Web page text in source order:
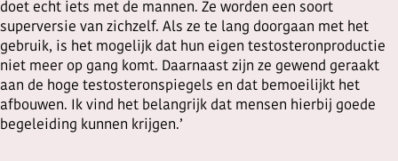
doet echt iets met de mannen. Ze worden een soort
superversie van zichzelf. Als ze te lang doorgaan met het
gebruik, is het mogelijk dat hun eigen testosteronproductie
niet meer op gang komt. Daarnaast zijn ze gewend geraakt
aan de hoge testosteronspiegels en dat bemoeilijkt het
afbouwen. Ik vind het belangrijk dat mensen hierbij goede
begeleiding kunnen krijgen.’